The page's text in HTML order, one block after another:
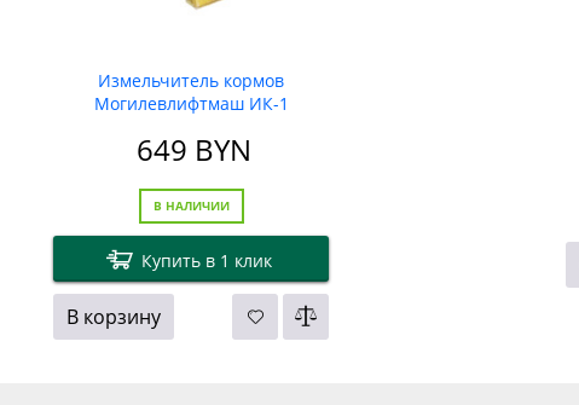
Измельчитель кормов
Могилевлифтмаш ИК-1
649 BYN
В НАЛИЧИИ
Купить в 1 клик
В корзину